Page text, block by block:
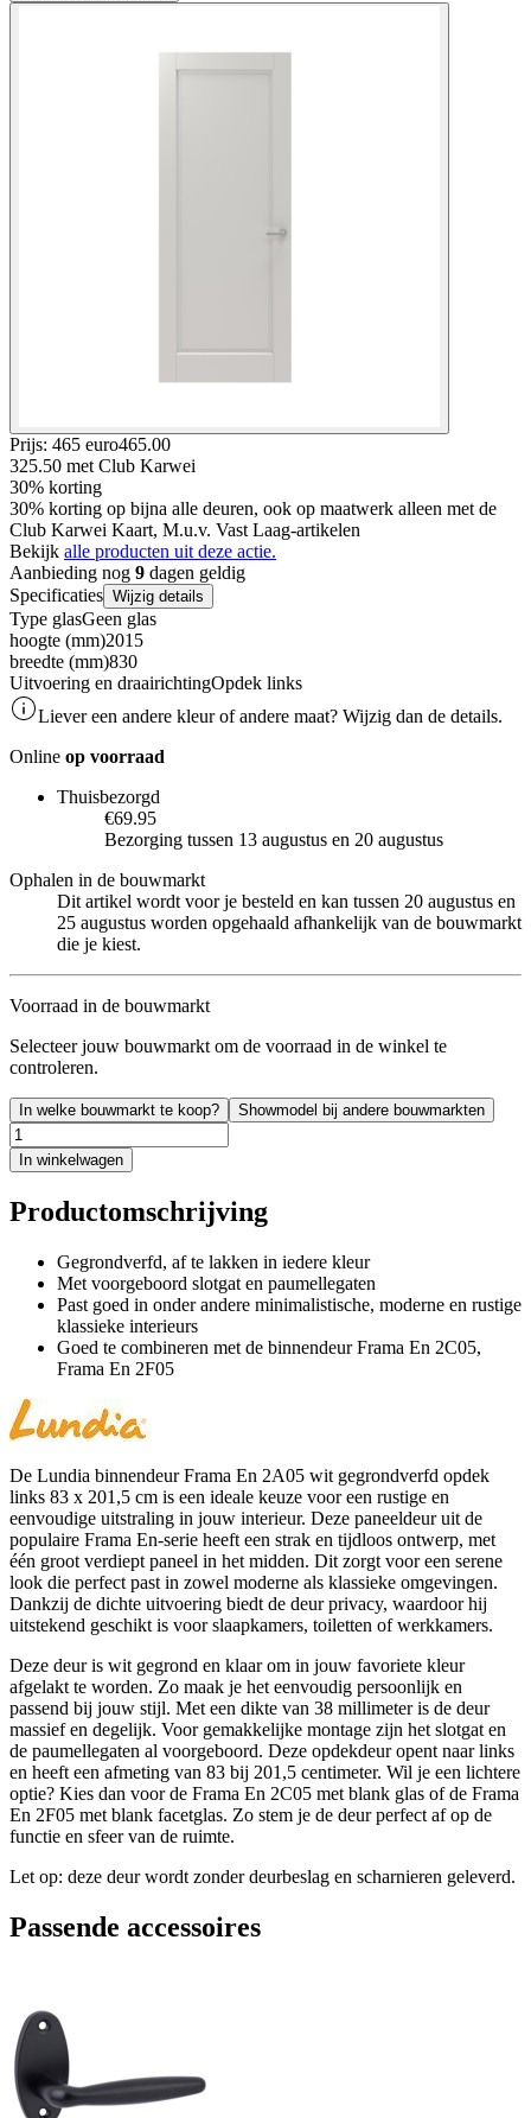
Prijs: 465 euro465.00
325.50 met Club Karwei
30% korting
30% korting op bijna alle deuren, ook op maatwerk alleen met de
Club Karwei Kaart, M.u.v. Vast Laag-artikelen
Bekijk alle producten uit deze actie.
Aanbieding nog 9 dagen geldig
Specificaties Wijzig details
Type glasGeen glas
hoogte (mm)2015
breedte (mm)830
Uitvoering en draairichtingOpdek links
Liever een andere kleur of andere maat? Wijzig dan de details.
Online op voorraad
Thuisbezorgd
€69.95
Bezorging tussen 13 augustus en 20 augustus
Ophalen in de bouwmarkt
Dit artikel wordt voor je besteld en kan tussen 20 augustus en
25 augustus worden opgehaald afhankelijk van de bouwmarkt
die je kiest.
Voorraad in de bouwmarkt
Selecteer jouw bouwmarkt om de voorraad in de winkel te
controleren.
In welke bouwmarkt te koop? Showmodel bij andere bouwmarkten
In winkelwagen
Productomschrijving
Gegrondverfd, af te lakken in iedere kleur
Met voorgeboord slotgat en paumellegaten
Past goed in onder andere minimalistische, moderne en rustige
klassieke interieurs
Goed te combineren met de binnendeur Frama En 2C05,
Frama En 2F05
De Lundia binnendeur Frama En 2A05 wit gegrondverfd opdek
links 83 x 201,5 cm is een ideale keuze voor een rustige en
eenvoudige uitstraling in jouw interieur. Deze paneeldeur uit de
populaire Frama En-serie heeft een strak en tijdloos ontwerp, met
één groot verdiept paneel in het midden. Dit zorgt voor een serene
look die perfect past in zowel moderne als klassieke omgevingen.
Dankzij de dichte uitvoering biedt de deur privacy, waardoor hij
uitstekend geschikt is voor slaapkamers, toiletten of werkkamers.
Deze deur is wit gegrond en klaar om in jouw favoriete kleur
afgelakt te worden. Zo maak je het eenvoudig persoonlijk en
passend bij jouw stijl. Met een dikte van 38 millimeter is de deur
massief en degelijk. Voor gemakkelijke montage zijn het slotgat en
de paumellegaten al voorgeboord. Deze opdekdeur opent naar links
en heeft een afmeting van 83 bij 201,5 centimeter. Wil je een lichtere
optie? Kies dan voor de Frama En 2C05 met blank glas of de Frama
En 2F05 met blank facetglas. Zo stem je de deur perfect af op de
functie en sfeer van de ruimte.
Let op: deze deur wordt zonder deurbeslag en scharnieren geleverd.
Passende accessoires